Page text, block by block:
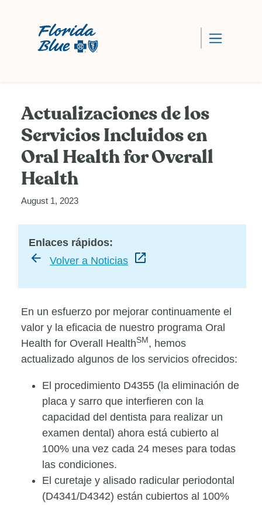
Actualizaciones de los
Servicios Incluidos en
Oral Health for Overall
Health
August 1, 2023
Enlaces rápidos:
Volver a Noticias
En un esfuerzo por mejorar continuamente el
valor y la eficacia de nuestro programa Oral
Health for Overall HealthSM , hemos
actualizado algunos de los servicios ofrecidos:
El procedimiento D4355 (la eliminación de
placa y sarro que interfieren con la
capacidad del dentista para realizar un
examen dental) ahora está cubierto al
100% una vez cada 24 meses para todas
las condiciones.
El curetaje y alisado radicular periodontal
(D4341/D4342) están cubiertos al 100%